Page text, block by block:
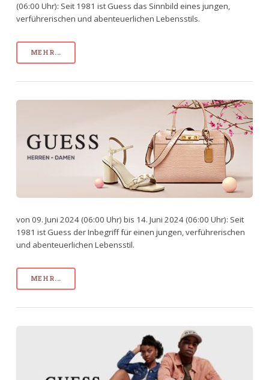
(06:00 Uhr): Seit 1981 ist Guess das Sinnbild eines jungen,
verführerischen und abenteuerlichen Lebensstils.
MEHR...
von 09. Juni 2024 (06:00 Uhr) bis 14. Juni 2024 (06:00 Uhr): Seit
1981 ist Guess der Inbegriff für einen jungen, verführerischen
und abenteuerlichen Lebensstil.
MEHR...